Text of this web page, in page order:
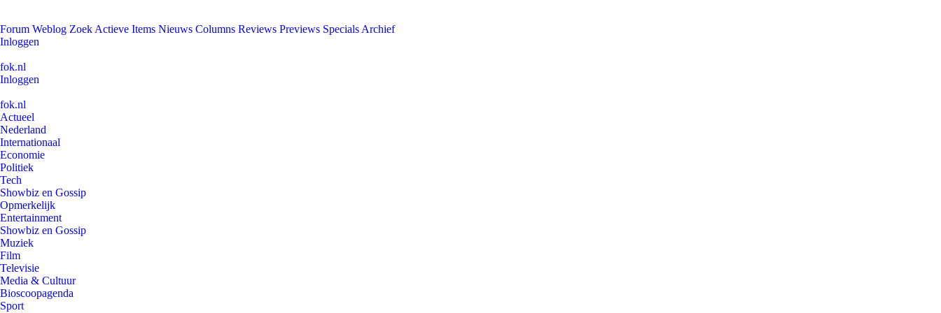
Forum Weblog Zoek Actieve Items Nieuws Columns Reviews Previews Specials Archief
Inloggen
fok.nl
Inloggen
fok.nl
Actueel
Nederland
Internationaal
Economie
Politiek
Tech
Showbiz en Gossip
Opmerkelijk
Entertainment
Showbiz en Gossip
Muziek
Film
Televisie
Media & Cultuur
Bioscoopagenda
Sport